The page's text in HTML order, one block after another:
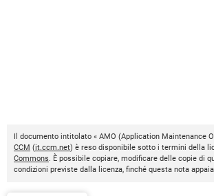
Il documento intitolato « AMO (Application Maintenance
CCM (it.ccm.net) è reso disponibile sotto i termini della
Commons. È possibile copiare, modificare delle copie di
condizioni previste dalla licenza, finché questa nota